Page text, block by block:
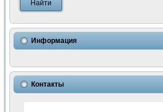
Использование NI LabVIEW
Исследовние возможности
Математическое
Применение
Симуляция отклика
Автоматизация
Информация
Контакты